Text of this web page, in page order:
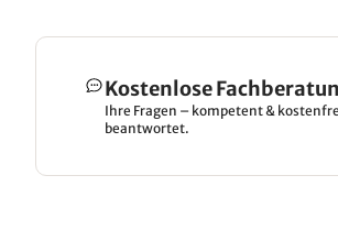
Kostenlose
Ihre Fragen – kompetent &
beantwortet.